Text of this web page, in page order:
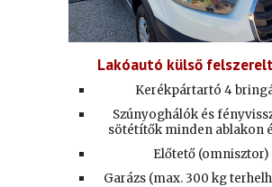
Lakóautó külső
Kerékpártartó 4
Szúnyoghálók és
sötétítők minden ablakon
Előtető (omnisztor)
Garázs (max. 300 kg